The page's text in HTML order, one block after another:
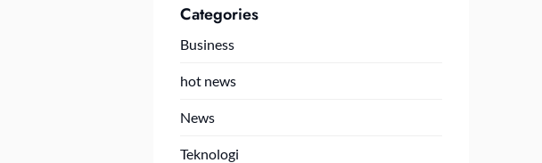
Categories
Business
hot news
News
Teknologi